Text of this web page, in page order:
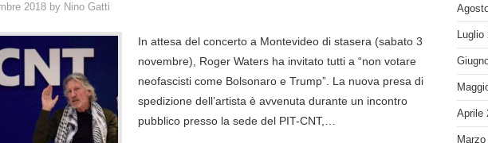
2018 by Nino Gatti
In attesa del concerto a Montevideo di stasera (sabato 3
novembre), Roger Waters ha invitato tutti a “non votare
neofascisti come Bolsonaro e Trump”. La nuova presa di
spedizione dell’artista è avvenuta durante un incontro
pubblico presso la sede del PIT-CNT,…
Aprile